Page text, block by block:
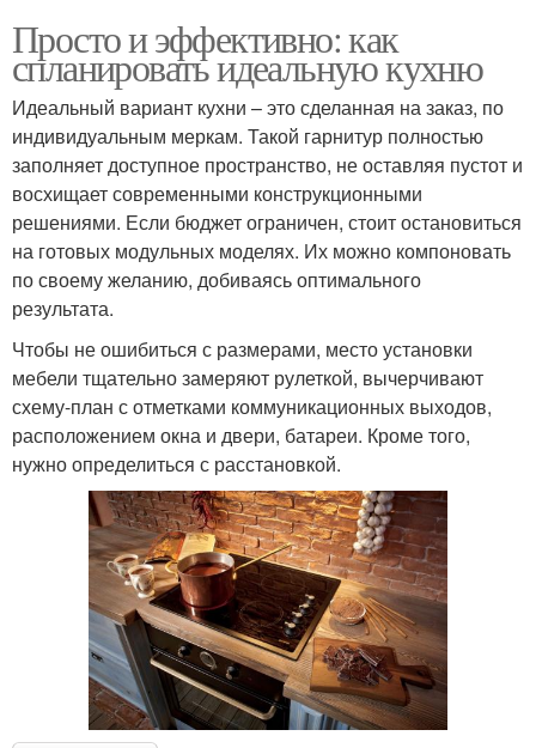
Просто и эффективно: как
спланировать идеальную кухню
Идеальный вариант кухни – это сделанная на заказ, по
индивидуальным меркам. Такой гарнитур полностью
заполняет доступное пространство, не оставляя пустот и
восхищает современными конструкционными
решениями. Если бюджет ограничен, стоит остановиться
на готовых модульных моделях. Их можно компоновать
по своему желанию, добиваясь оптимального
результата.
Чтобы не ошибиться с размерами, место установки
мебели тщательно замеряют рулеткой, вычерчивают
схему-план с отметками коммуникационных выходов,
расположением окна и двери, батареи. Кроме того,
нужно определиться с расстановкой.